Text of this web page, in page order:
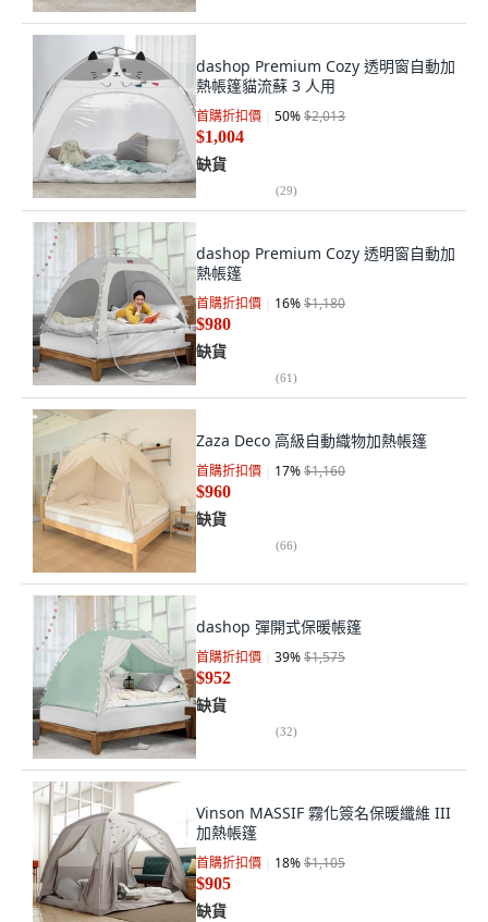
dashop Premium Cozy 透明窗自動加
熱帳篷貓流蘇 3 人用
首購折扣價 50%$2,013
$1,004
缺貨
(29)
dashop Premium Cozy 透明窗自動加
熱帳篷
首購折扣價 16%$1,180
$980
缺貨
(61)
Zaza Deco 高級自動織物加熱帳篷
首購折扣價 17%$1,160
$960
缺貨
(66)
dashop 彈開式保暖帳篷
首購折扣價 39%$1,575
$952
缺貨
(32)
Vinson MASSIF 霧化簽名保暖纖維 III
加熱帳篷
首購折扣價 18%$1,105
$905
缺貨